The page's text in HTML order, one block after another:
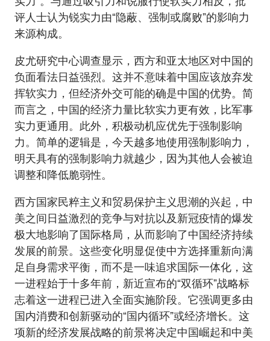
评人士认为锐实力由“隐蔽、强制或腐败”的影响力
来源构成。
皮尤研究中心调查显示，西方和亚太地区对中国的
负面看法日益强烈。这并不意味着中国应该放弃发
挥软实力，但经济外交可能的确是中国的优势。简
而言之，中国的经济力量比软实力更有效，比军事
实力更通用。此外，积极动机应优先于强制影响
力。简单的逻辑是，今天越多地使用强制影响力，
明天具有的强制影响力就越少，因为其他人会被迫
调整和降低脆弱性。
西方国家民粹主义和贸易保护主义思潮的兴起，中
美之间日益激烈的竞争与对抗以及新冠疫情的爆发
极大地影响了国际格局，从而影响了中国经济持续
发展的前景。这些变化明显促使中方选择重新向满
足自身需求平衡，而不是一味追求国际一体化，这
一进程始于十多年前，新近宣布的“双循环”战略标
志着这一进程已进入全面实施阶段。它强调更多由
国内消费和创新驱动的“国内循环”或经济增长。这
项新的经济发展战略的前景将决定中国崛起和中美